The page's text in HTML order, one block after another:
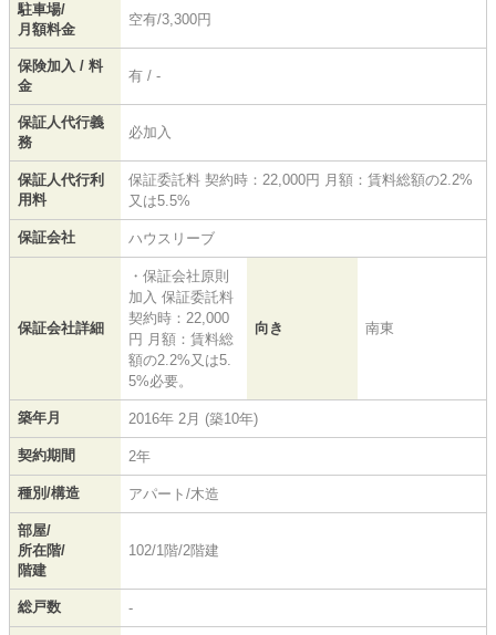
駐車場/
月額料金
空有/3,300円
保険加入 / 料
金
有 / -
保証人代行義
務
必加入
保証人代行利
用料
保証委託料 契約時：22,000円 月額：賃料総額の2.2%
又は5.5%
保証会社 ハウスリーブ
保証会社詳細
・保証会社原則
加入 保証委託料
契約時：22,000
円 月額：賃料総
額の2.2%又は5.
5%必要。
向き 南東
築年月 2016年 2月 (築10年)
契約期間 2年
種別/構造 アパート/木造
部屋/
所在階/
階建
102/1階/2階建
総戸数 -